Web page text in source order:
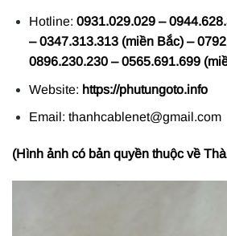
Hotline: 0931.029.029 –
– 0347.313.313 (miền Bắc) –
0896.230.230 – 0565.691.699
Website: https://phutungoto.info
Email: thanhcablenet@gmail.com
(Hình ảnh có bản quyền thuộc về